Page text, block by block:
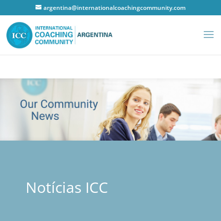
argentina@internationalcoachingcommunity.com
Notícias ICC